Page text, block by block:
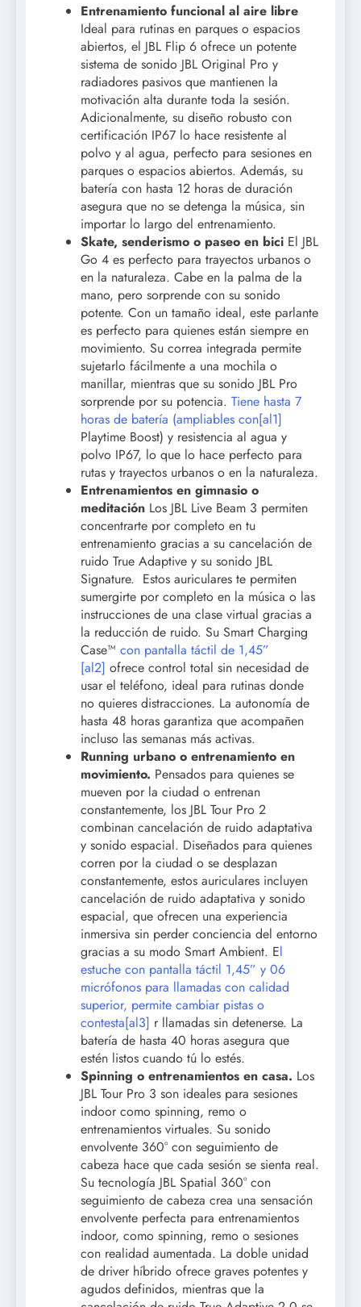
Entrenamiento funcional al aire libre
Ideal para rutinas en parques o espacios
abiertos, el JBL Flip 6 ofrece un potente
sistema de sonido JBL Original Pro y
radiadores pasivos que mantienen la
motivación alta durante toda la sesión.
Adicionalmente, su diseño robusto con
certificación IP67 lo hace resistente al
polvo y al agua, perfecto para sesiones en
parques o espacios abiertos. Además, su
batería con hasta 12 horas de duración
asegura que no se detenga la música, sin
importar lo largo del entrenamiento.
Skate, senderismo o paseo en bici El JBL
Go 4 es perfecto para trayectos urbanos o
en la naturaleza. Cabe en la palma de la
mano, pero sorprende con su sonido
potente. Con un tamaño ideal, este parlante
es perfecto para quienes están siempre en
movimiento. Su correa integrada permite
sujetarlo fácilmente a una mochila o
manillar, mientras que su sonido JBL Pro
sorprende por su potencia. Tiene hasta 7
horas de batería (ampliables con[al1]
Playtime Boost) y resistencia al agua y
polvo IP67, lo que lo hace perfecto para
rutas y trayectos urbanos o en la naturaleza.
Entrenamientos en gimnasio o
meditación Los JBL Live Beam 3 permiten
concentrarte por completo en tu
entrenamiento gracias a su cancelación de
ruido True Adaptive y su sonido JBL
Signature. Estos auriculares te permiten
sumergirte por completo en la música o las
instrucciones de una clase virtual gracias a
la reducción de ruido. Su Smart Charging
Case™ con pantalla táctil de 1,45”
[al2] ofrece control total sin necesidad de
usar el teléfono, ideal para rutinas donde
no quieres distracciones. La autonomía de
hasta 48 horas garantiza que acompañen
incluso las semanas más activas.
Running urbano o entrenamiento en
movimiento. Pensados para quienes se
mueven por la ciudad o entrenan
constantemente, los JBL Tour Pro 2
combinan cancelación de ruido adaptativa
y sonido espacial. Diseñados para quienes
corren por la ciudad o se desplazan
constantemente, estos auriculares incluyen
cancelación de ruido adaptativa y sonido
espacial, que ofrecen una experiencia
inmersiva sin perder conciencia del entorno
gracias a su modo Smart Ambient. El
estuche con pantalla táctil 1,45” y 06
micrófonos para llamadas con calidad
superior, permite cambiar pistas o
contesta[al3] r llamadas sin detenerse. La
batería de hasta 40 horas asegura que
estén listos cuando tú lo estés.
Spinning o entrenamientos en casa. Los
JBL Tour Pro 3 son ideales para sesiones
indoor como spinning, remo o
entrenamientos virtuales. Su sonido
envolvente 360° con seguimiento de
cabeza hace que cada sesión se sienta real.
Su tecnología JBL Spatial 360° con
seguimiento de cabeza crea una sensación
envolvente perfecta para entrenamientos
indoor, como spinning, remo o sesiones
con realidad aumentada. La doble unidad
de driver híbrido ofrece graves potentes y
agudos definidos, mientras que la